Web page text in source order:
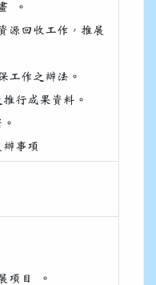
。
源回收工作，推展
工作之辦法。
行成果資料。
事項
項目 。